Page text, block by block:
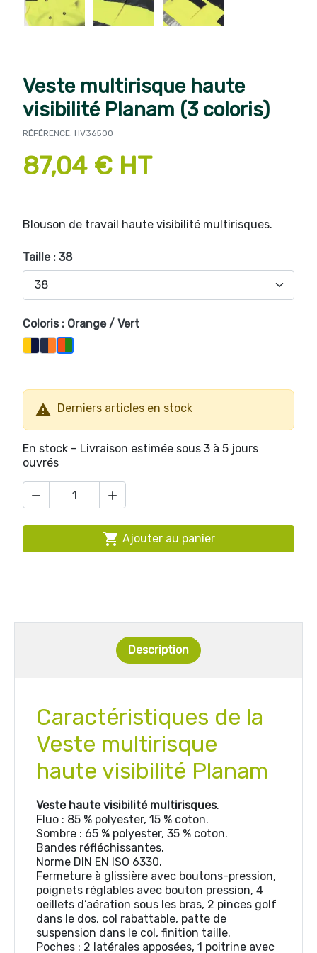
Veste multirisque haute
visibilité Planam (3 coloris)
RÉFÉRENCE: HV36500
87,04 € HT
Blouson de travail haute visibilité multirisques.
Taille : 38
Coloris : Orange / Vert
Jaune / Marine
Orange / Marine
Orange / Vert
 Derniers articles en stock
En stock – Livraison estimée sous 3 à 5 jours
ouvrés
 
 Ajouter au panier
Description
Caractéristiques de la
Veste multirisque
haute visibilité Planam
Veste haute visibilité multirisques.
Fluo : 85 % polyester, 15 % coton.
Sombre : 65 % polyester, 35 % coton.
Bandes réfléchissantes.
Norme DIN EN ISO 6330.
Fermeture à glissière avec boutons-pression,
poignets réglables avec bouton pression, 4
oeillets d’aération sous les bras, 2 pinces golf
dans le dos, col rabattable, patte de
suspension dans le col, finition taille.
Poches : 2 latérales apposées, 1 poitrine avec